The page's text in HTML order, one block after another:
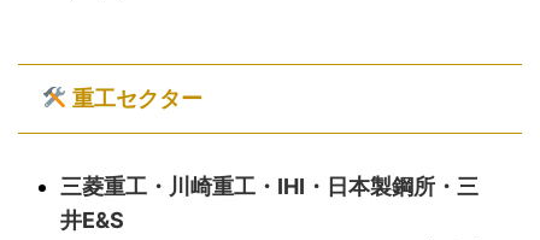
重工セクター
三菱重工・川崎重工・IHI・日本製鋼所・三
井E&S